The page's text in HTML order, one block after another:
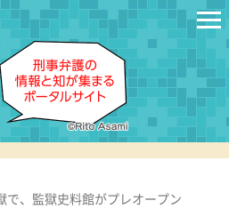
で、監獄史料館がプレオープン